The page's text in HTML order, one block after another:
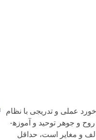
عملی و تدریجی با نظام
برده­داری وارد است و من هم صادقانه می­گویم که پاسخی قانع کننده برای این ایراد و پرسش ندارم. اگر قبول کنیم که روح و جوهر توحید و آموزه­
و مغایر است، حداقل